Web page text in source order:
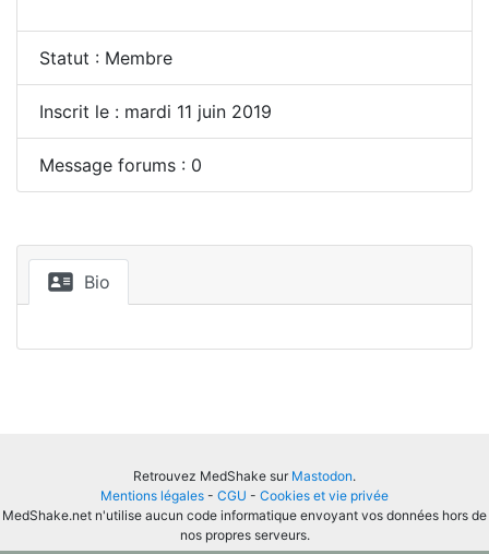
Statut : Membre
Inscrit le : mardi 11 juin 2019
Message forums : 0
Bio
Retrouvez MedShake sur Mastodon.
Mentions légales - CGU - Cookies et vie privée
MedShake.net n'utilise aucun code informatique envoyant vos données hors de
nos propres serveurs.